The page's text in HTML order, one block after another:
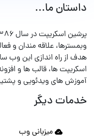
داستان ما...
وبمسترها، علاقه مندان و
هدف از راه اندازی این وب
اسکریپت ها، قالب ها و
آموزش های ویدئویی و
خدمات دیگر
میزبانی وب